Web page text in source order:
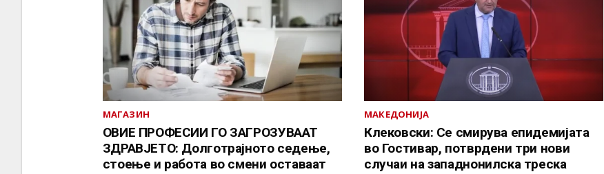
МАГАЗИН
ОВИЕ ПРОФЕСИИ ГО ЗАГРОЗУВААТ
ЗДРАВЈЕТО: Долготрајното седење,
стоење и работа во смени оставаат
МАКЕДОНИЈА
Клековски: Се смирува епидемијата
во Гостивар, потврдени три нови
случаи на западнонилска треска